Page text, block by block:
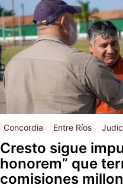
Concordia Entre Ríos
Cresto sigue
honorem” que
comisiones